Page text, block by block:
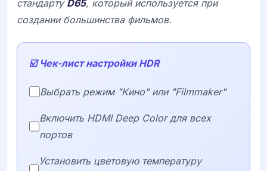
стандарту D65, который используется при
создании большинства фильмов.
☑️ Чек-лист настройки HDR
Выбрать режим "Кино" или "Filmmaker"
Включить HDMI Deep Color для всех
портов
Установить цветовую температуру